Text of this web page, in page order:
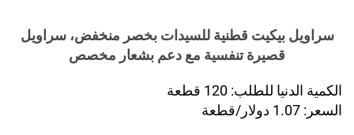
سراويل بيكيت قطنية للسيدات بخصر منخفض، سراويل
قصيرة تنفسية مع دعم بشعار مخصص
الكمية الدنيا للطلب: 120 قطعة
السعر: 1.07 دولار/قطعة